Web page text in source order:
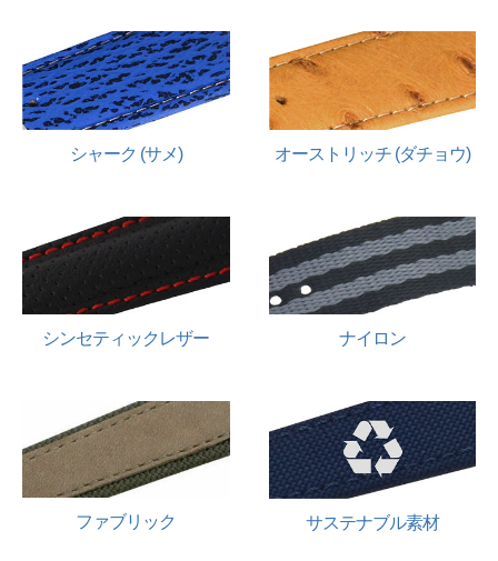
シャーク (サメ) オーストリッチ (ダチョウ)
シンセティックレザー ナイロン
ファブリック サステナブル素材